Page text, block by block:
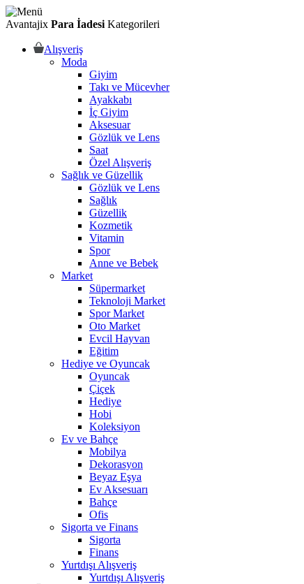
Avantajix Para İadesi Kategorileri
Alışveriş
Moda
Giyim
Takı ve Mücevher
Ayakkabı
İç Giyim
Aksesuar
Gözlük ve Lens
Saat
Özel Alışveriş
Sağlık ve Güzellik
Gözlük ve Lens
Sağlık
Güzellik
Kozmetik
Vitamin
Spor
Anne ve Bebek
Market
Süpermarket
Teknoloji Market
Spor Market
Oto Market
Evcil Hayvan
Eğitim
Hediye ve Oyuncak
Oyuncak
Çiçek
Hediye
Hobi
Koleksiyon
Ev ve Bahçe
Mobilya
Dekorasyon
Beyaz Eşya
Ev Aksesuarı
Bahçe
Ofis
Sigorta ve Finans
Sigorta
Finans
Yurtdışı Alışveriş
Yurtdışı Alışveriş